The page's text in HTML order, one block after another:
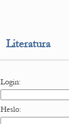
Literatura
Login:
Heslo: